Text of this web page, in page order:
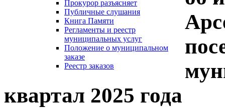
Прокурор разъясняет
Публичные слушания
Книга Памяти
Регламенты и реестр
муниципальных услуг
Положение о муниципальном
заказе
Реестр заказов
квартал 2025 года